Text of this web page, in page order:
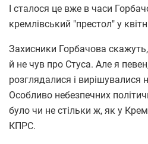
І сталося це вже в часи
кремлівський "престол" у
Захисники Горбачова
й не чув про Стуса. Але я
розглядалися і вирішувалися
Особливо небезпечних
було чи не стільки ж, як у
КПРС.